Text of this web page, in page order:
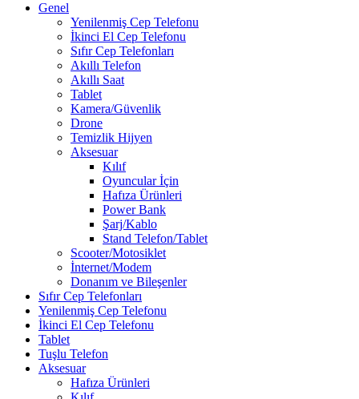
Genel
Yenilenmiş Cep Telefonu
İkinci El Cep Telefonu
Sıfır Cep Telefonları
Akıllı Telefon
Akıllı Saat
Tablet
Kamera/Güvenlik
Drone
Temizlik Hijyen
Aksesuar
Kılıf
Oyuncular İçin
Hafıza Ürünleri
Power Bank
Şarj/Kablo
Stand Telefon/Tablet
Scooter/Motosiklet
İnternet/Modem
Donanım ve Bileşenler
Sıfır Cep Telefonları
Yenilenmiş Cep Telefonu
İkinci El Cep Telefonu
Tablet
Tuşlu Telefon
Aksesuar
Hafıza Ürünleri